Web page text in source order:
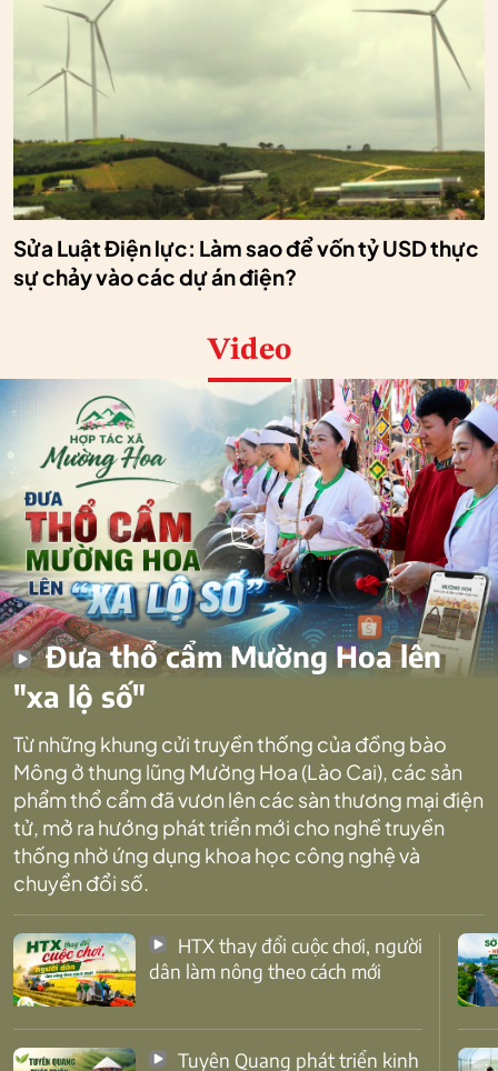
Sửa Luật Điện lực: Làm sao để vốn tỷ USD thực
sự chảy vào các dự án điện?
Video
Đưa thổ cẩm Mường Hoa lên
"xa lộ số"
Từ những khung cửi truyền thống của đồng bào
Mông ở thung lũng Mường Hoa (Lào Cai), các sản
phẩm thổ cẩm đã vươn lên các sàn thương mại điện
tử, mở ra hướng phát triển mới cho nghề truyền
thống nhờ ứng dụng khoa học công nghệ và
chuyển đổi số.
dân làm nông theo cách mới